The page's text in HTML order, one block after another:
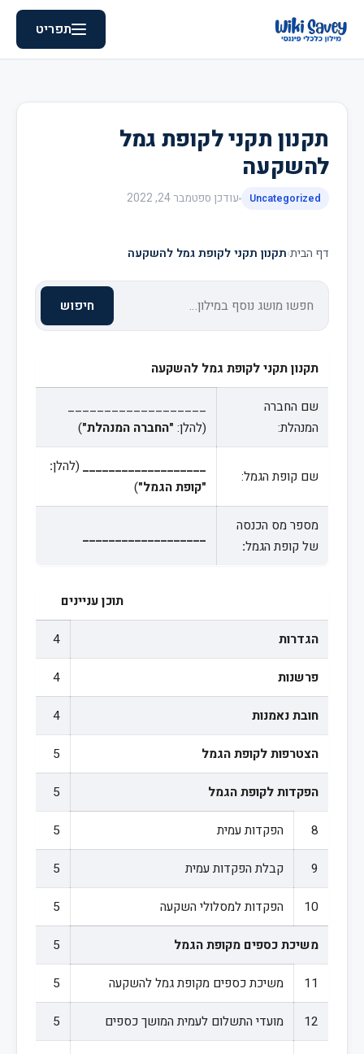
תפריט
תקנון תקני לקופת גמל
להשקעה
Uncategorized עודכן ספטמבר 24, 2022
דף הבית›תקנון תקני לקופת גמל להשקעה
חיפוש
תקנון תקני לקופת גמל להשקעה
שם החברה
המנהלת:
___________________
(להלן: "החברה המנהלת")
שם קופת הגמל:
___________________ (להלן:
"קופת הגמל")
מספר מס הכנסה
של קופת הגמל:
___________________
תוכן עניינים
הגדרות 4
פרשנות 4
חובת נאמנות 4
הצטרפות לקופת הגמל 5
הפקדות לקופת הגמל 5
8 הפקדות עמית 5
9 קבלת הפקדות עמית 5
10 הפקדות למסלולי השקעה 5
משיכת כספים מקופת הגמל 5
11 משיכת כספים מקופת גמל להשקעה 5
12 מועדי התשלום לעמית המושך כספים 5